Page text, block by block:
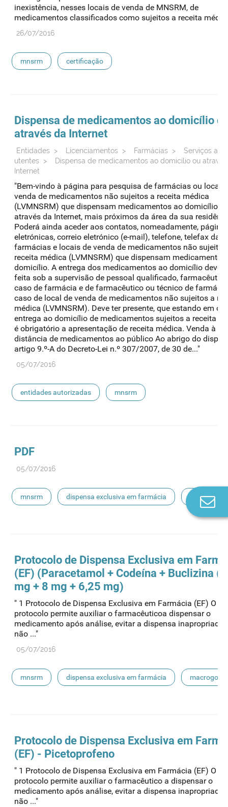
inexistência, nesses locais de venda de MNSRM, de
medicamentos classificados como sujeitos a receita
26/07/2016
mnsrm certificação
Dispensa de medicamentos ao domicílio
através da Internet
Entidades > Licenciamentos > Farmácias >
Serviços aos
utentes >
Dispensa de medicamentos ao domicílio ou
Internet
"Bem-vindo à página para pesquisa de farmácias ou locais
venda de medicamentos não sujeitos a receita médica
(LVMNSRM) que dispensam medicamentos ao domicílio
através da Internet, mais próximos da área da sua
Poderá ainda aceder aos contatos, nomeadamente,
eletrónicas, correio eletrónico (e-mail), telefone, telefax das
farmácias e locais de venda de medicamentos não
receita médica (LVMNSRM) que dispensam medicamentos
domicílio. A entrega dos medicamentos ao domicílio deve
feita sob a supervisão de pessoal qualificado,
caso de farmácia e de farmacêutico ou técnico de
caso de local de venda de medicamentos não sujeitos a
médica (LVMNSRM). Deve ter presente, que estando em
entrega ao domicílio de medicamentos sujeitos a receita
é obrigatório a apresentação de receita médica. Venda à
distância de medicamentos ao público Ao abrigo do
artigo 9.º-A do Decreto-Lei n.º 307/2007, de 30 de..."
05/07/2016
entidades autorizadas mnsrm
PDF
05/07/2016
mnsrm dispensa exclusiva em farmácia macrogol
ibuprofeno paracetamol codeina buclizina
picetoprofeno contraceção de emergência
floroglucinol e simeticone
Protocolo de Dispensa Exclusiva em
(EF) (Paracetamol + Codeína + Buclizina
mg + 8 mg + 6,25 mg)
" 1 Protocolo de Dispensa Exclusiva em Farmácia (EF) O
protocolo permite auxiliar o farmacêuticoa dispensar o
medicamento após análise, evitar a dispensa inapropriada
não ..."
05/07/2016
mnsrm dispensa exclusiva em farmácia macrogol
ibuprofeno paracetamol codeina buclizina
picetoprofeno contraceção de emergência
Protocolo de Dispensa Exclusiva em
(EF) - Picetoprofeno
" 1 Protocolo de Dispensa Exclusiva em Farmácia (EF) O
protocolo permite auxiliar o farmacêutico a dispensar o
medicamento após análise, evitar a dispensa inapropriada
não ..."